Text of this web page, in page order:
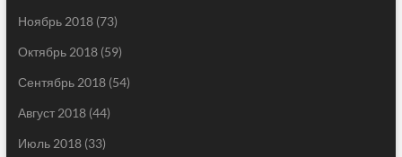
Ноябрь 2018(73)
Октябрь 2018(59)
Сентябрь 2018(54)
Август 2018(44)
Июль 2018(33)